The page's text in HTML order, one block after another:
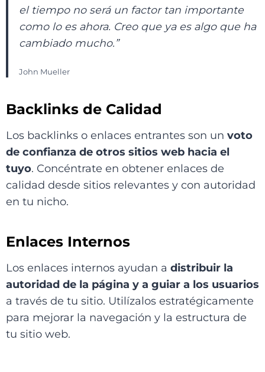
el tiempo no será un factor tan importante
como lo es ahora. Creo que ya es algo que ha
cambiado mucho.”
John Mueller
Backlinks de Calidad
Los backlinks o enlaces entrantes son un voto
de confianza de otros sitios web hacia el
tuyo. Concéntrate en obtener enlaces de
calidad desde sitios relevantes y con autoridad
en tu nicho.
Enlaces Internos
Los enlaces internos ayudan a distribuir la
autoridad de la página y a guiar a los usuarios
a través de tu sitio. Utilízalos estratégicamente
para mejorar la navegación y la estructura de
tu sitio web.